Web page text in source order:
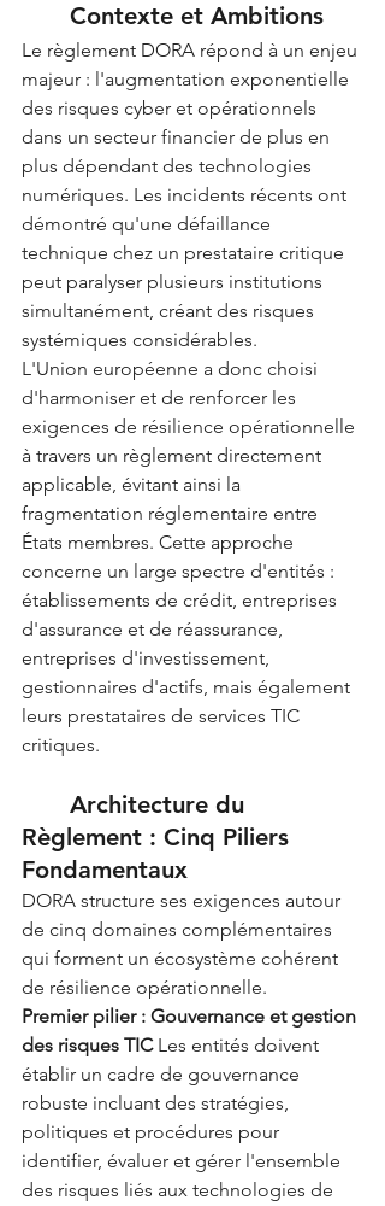
	Contexte et Ambitions
Le règlement DORA répond à un enjeu
majeur : l'augmentation exponentielle
des risques cyber et opérationnels
dans un secteur financier de plus en
plus dépendant des technologies
numériques. Les incidents récents ont
démontré qu'une défaillance
technique chez un prestataire critique
peut paralyser plusieurs institutions
simultanément, créant des risques
systémiques considérables.
L'Union européenne a donc choisi
d'harmoniser et de renforcer les
exigences de résilience opérationnelle
à travers un règlement directement
applicable, évitant ainsi la
fragmentation réglementaire entre
États membres. Cette approche
concerne un large spectre d'entités :
établissements de crédit, entreprises
d'assurance et de réassurance,
entreprises d'investissement,
gestionnaires d'actifs, mais également
leurs prestataires de services TIC
critiques.
Règlement : Cinq Piliers
Fondamentaux
DORA structure ses exigences autour
de cinq domaines complémentaires
qui forment un écosystème cohérent
de résilience opérationnelle.
Premier pilier : Gouvernance et gestion
des risques TIC Les entités doivent
établir un cadre de gouvernance
robuste incluant des stratégies,
politiques et procédures pour
identifier, évaluer et gérer l'ensemble
des risques liés aux technologies de